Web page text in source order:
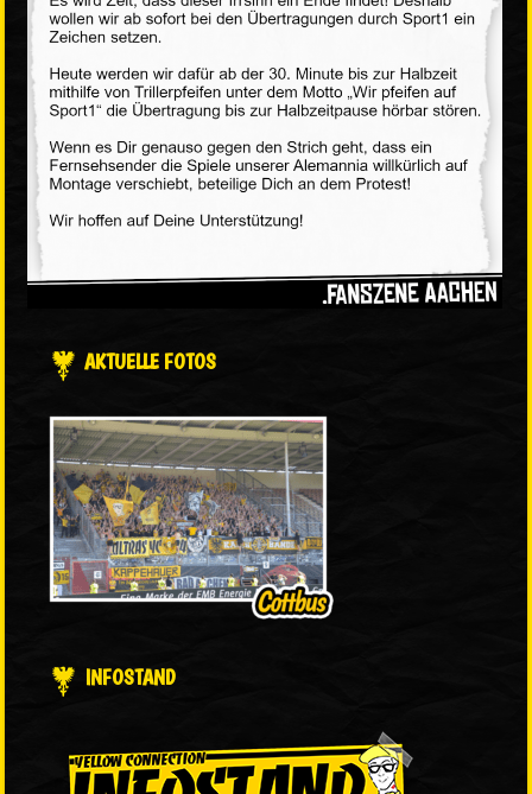
AKTUELLE FOTOS
INFOSTAND